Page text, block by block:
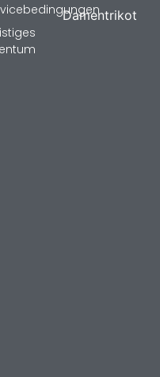
Damentrikot